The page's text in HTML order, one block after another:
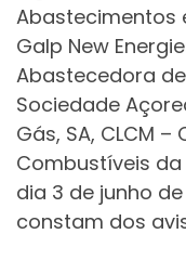
Abastecimentos
Galp New
Abastecedora de
Sociedade
Gás, SA, CLCM
Combustíveis da
dia 3 de junho
constam dos